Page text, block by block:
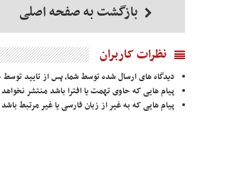
بازگشت به صفحه اصلی
نظرات کاربران
دیدگاه های ارسال شده توسط شما، پس از تایید
پیام هایی که حاوی تهمت یا افترا باشد منتشر
پیام هایی که به غیر از زبان فارسی یا غیر مرتبط